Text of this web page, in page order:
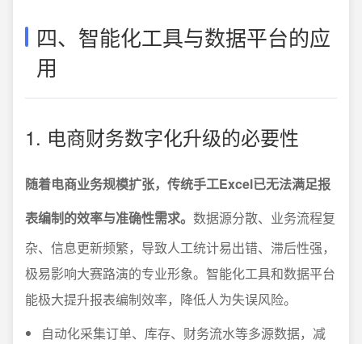
四、智能化工具与数据平台的应
用
1. 电商财务数字化升级的必要性
随着电商业务规模扩张，传统手工Excel已无法满足报
表编制的效率与准确性需求。 数据源分散、业务流程复
杂、信息更新频繁，导致人工统计易出错、滞后性强，
极易影响大赛路演的专业形象。智能化工具和数据平台
能极大提升报表编制效率，降低人为失误风险。
自动化采集订单、库存、财务流水等多源数据，减